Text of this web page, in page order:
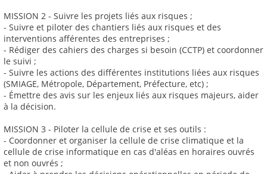
MISSION 2 - Suivre les projets liés aux risques ;
- Suivre et piloter des chantiers liés aux risques et des
interventions afférentes des entreprises ;
- Rédiger des cahiers des charges si besoin (CCTP) et coordonner
le suivi ;
- Suivre les actions des différentes institutions liées aux risques
(SMIAGE, Métropole, Département, Préfecture, etc) ;
- Émettre des avis sur les enjeux liés aux risques majeurs, aider
à la décision.
MISSION 3 - Piloter la cellule de crise et ses outils :
- Coordonner et organiser la cellule de crise climatique et la
cellule de crise informatique en cas d'aléas en horaires ouvrés
et non ouvrés ;